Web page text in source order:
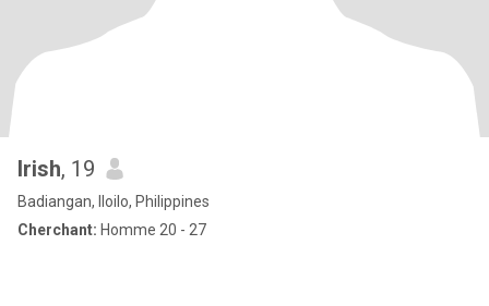
Irish, 19
Badiangan, Iloilo, Philippines
Cherchant: Homme 20 - 27